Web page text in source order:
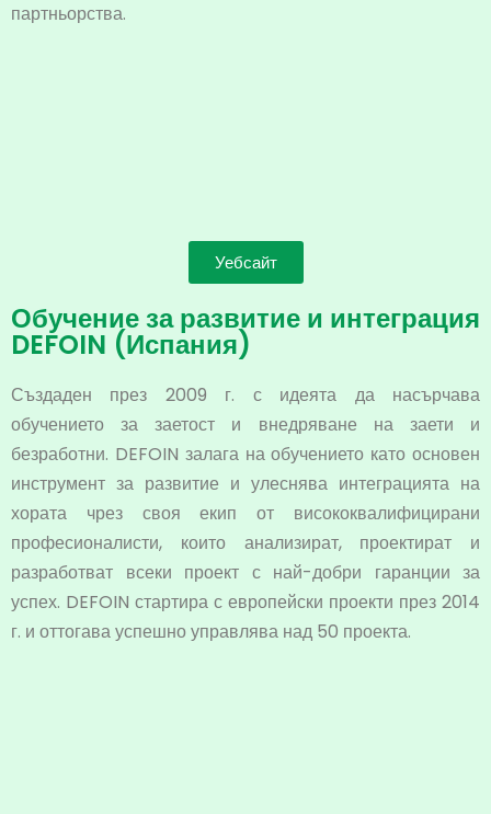
партньорства.
Уебсайт
Обучение за развитие и интеграция
DEFOIN (Испания)
Създаден през 2009 г. с идеята да насърчава
обучението за заетост и внедряване на заети и
безработни. DEFOIN залага на обучението като основен
инструмент за развитие и улеснява интеграцията на
хората чрез своя екип от висококвалифицирани
професионалисти, които анализират, проектират и
разработват всеки проект с най-добри гаранции за
успех. DEFOIN стартира с европейски проекти през 2014
г. и оттогава успешно управлява над 50 проекта.